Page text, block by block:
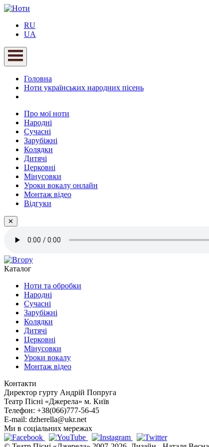
RU
UA
Головна
Ноти українських народних пісень
Про мої ноти
Народні
Сучасні
Зарубіжні
Колядки
Дитячі
Церковні
Мінусовки
Уроки вокалу онлайн
Монтаж відео
Відгуки
✕
Каталог
Ноти та обробки
Народні
Сучасні
Зарубіжні
Колядки
Дитячі
Церковні
Мінусовки
Уроки вокалу
Монтаж відео
Контакти
Директор гурту Андрій Попруга
Театр Пісні «Джерела» м. Київ
Телефон: +38(066)777-56-45
E-mail: dzherella@ukr.net
Ми в соціальних мережах